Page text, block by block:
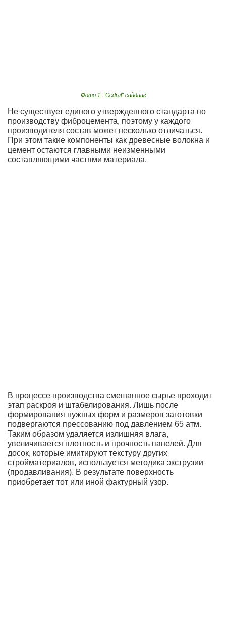
Фото 1. "Cedral" сайдинг
Не существует единого утвержденного стандарта по
производству фиброцемента, поэтому у каждого
производителя состав может несколько отличаться.
При этом такие компоненты как древесные волокна и
цемент остаются главными неизменными
составляющими частями материала.
В процессе производства смешанное сырье проходит
этап раскроя и штабелирования. Лишь после
формирования нужных форм и размеров заготовки
подвергаются прессованию под давлением 65 атм.
Таким образом удаляется излишняя влага,
увеличивается плотность и прочность панелей. Для
досок, которые имитируют текстуру других
стройматериалов, используется методика экструзии
(продавливания). В результате поверхность
приобретает тот или иной фактурный узор.